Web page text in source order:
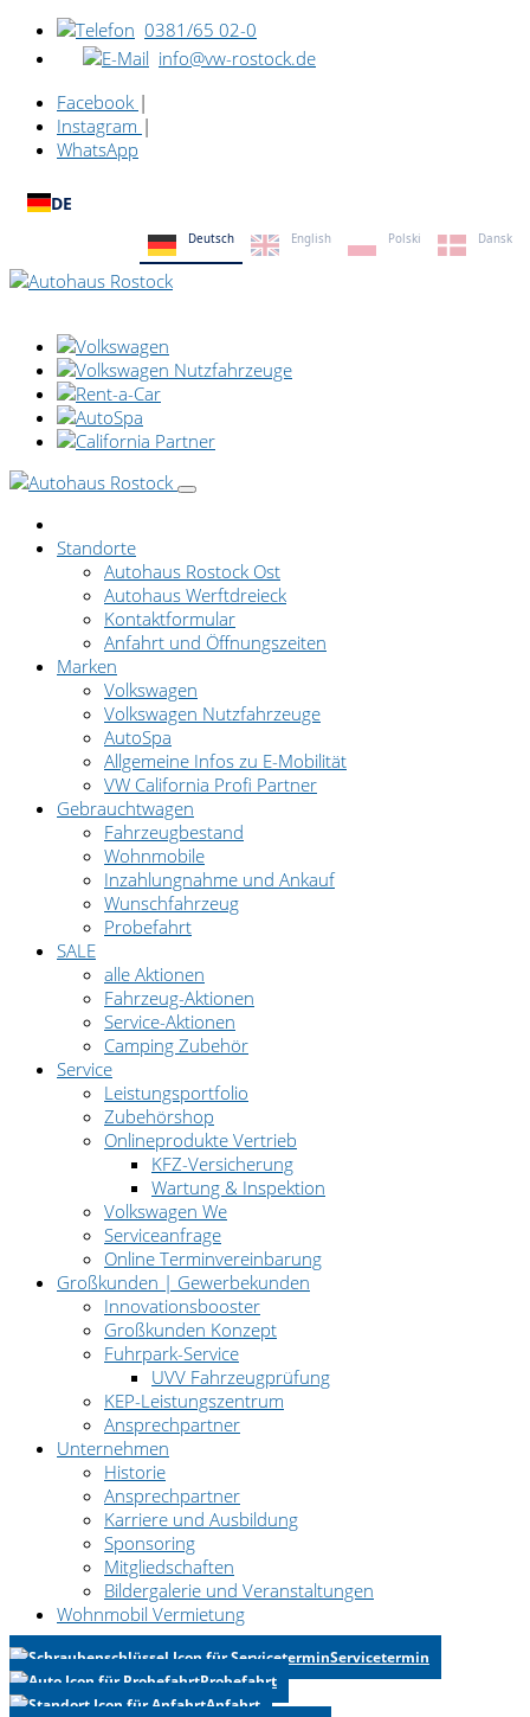
0381/65 02-0
info@vw-rostock.de
Facebook |
Instagram |
WhatsApp
DE
Deutsch English Polski Dansk
Standorte
Autohaus Rostock Ost
Autohaus Werftdreieck
Kontaktformular
Anfahrt und Öffnungszeiten
Marken
Volkswagen
Volkswagen Nutzfahrzeuge
AutoSpa
Allgemeine Infos zu E-Mobilität
VW California Profi Partner
Gebrauchtwagen
Fahrzeugbestand
Wohnmobile
Inzahlungnahme und Ankauf
Wunschfahrzeug
Probefahrt
SALE
alle Aktionen
Fahrzeug-Aktionen
Service-Aktionen
Camping Zubehör
Service
Leistungsportfolio
Zubehörshop
Onlineprodukte Vertrieb
KFZ-Versicherung
Wartung & Inspektion
Volkswagen We
Serviceanfrage
Online Terminvereinbarung
Großkunden | Gewerbekunden
Innovationsbooster
Großkunden Konzept
Fuhrpark-Service
UVV Fahrzeugprüfung
KEP-Leistungszentrum
Ansprechpartner
Unternehmen
Historie
Ansprechpartner
Karriere und Ausbildung
Sponsoring
Mitgliedschaften
Bildergalerie und Veranstaltungen
Wohnmobil Vermietung
Servicetermin
Probefahrt
Anfahrt